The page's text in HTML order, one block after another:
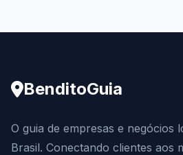
BenditoGuia
O guia de empresas e negócios
Brasil. Conectando clientes aos